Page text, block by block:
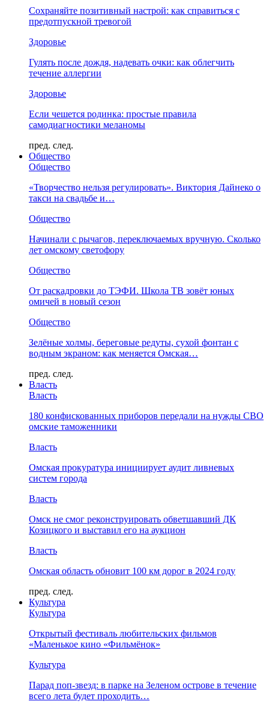
Сохраняйте позитивный настрой: как справиться с
предотпускной тревогой
Здоровье
Гулять после дождя, надевать очки: как облегчить
течение аллергии
Здоровье
Если чешется родинка: простые правила
самодиагностики меланомы
пред. след.
Общество
Общество
«Творчество нельзя регулировать». Виктория Дайнеко о
такси на свадьбе и…
Общество
Начинали с рычагов, переключаемых вручную. Сколько
лет омскому светофору
Общество
От раскадровки до ТЭФИ. Школа ТВ зовёт юных
омичей в новый сезон
Общество
Зелёные холмы, береговые редуты, сухой фонтан с
водным экраном: как меняется Омская…
пред. след.
Власть
Власть
180 конфискованных приборов передали на нужды СВО
омские таможенники
Власть
Омская прокуратура инициирует аудит ливневых
систем города
Власть
Омск не смог реконструировать обветшавший ДК
Козицкого и выставил его на аукцион
Власть
Омская область обновит 100 км дорог в 2024 году
пред. след.
Культура
Культура
Открытый фестиваль любительских фильмов
«Маленькое кино «Фильмёнок»
Культура
Парад поп-звезд: в парке на Зеленом острове в течение
всего лета будет проходить…